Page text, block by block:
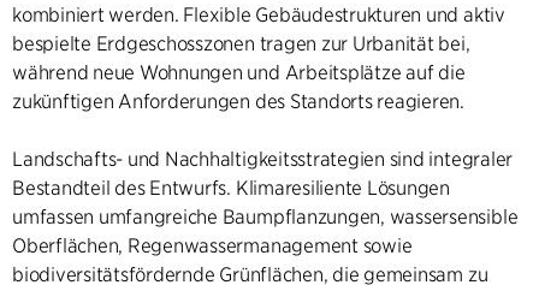
kombiniert werden. Flexible Gebäudestrukturen und aktiv
bespielte Erdgeschosszonen tragen zur Urbanität bei,
während neue Wohnungen und Arbeitsplätze auf die
zukünftigen Anforderungen des Standorts reagieren.
Landschafts- und Nachhaltigkeitsstrategien sind integraler
Bestandteil des Entwurfs. Klimaresiliente Lösungen
umfassen umfangreiche Baumpflanzungen, wassersensible
Oberflächen, Regenwassermanagement sowie
biodiversitätsfördernde Grünflächen, die gemeinsam zu